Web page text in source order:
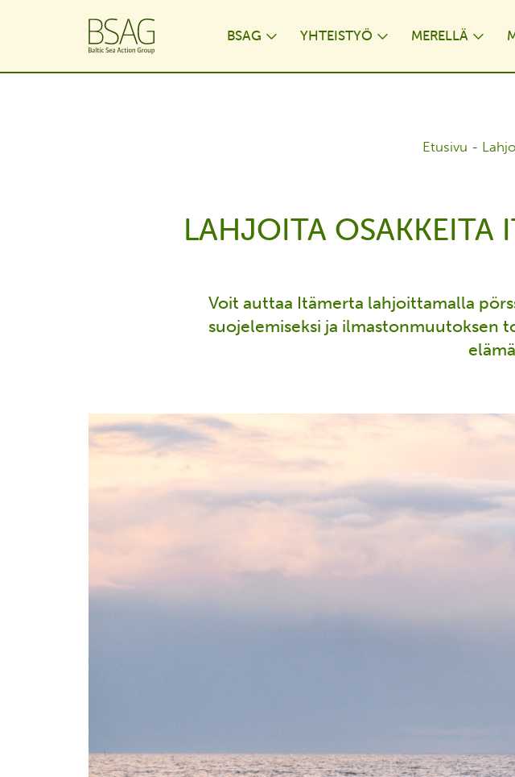
BSAG YHTEISTYÖ MERELLÄ
Etusivu -
LAHJOITA OSAKKEITA
Voit auttaa Itämerta lahjoittamalla
suojelemiseksi ja ilmastonmuutoksen